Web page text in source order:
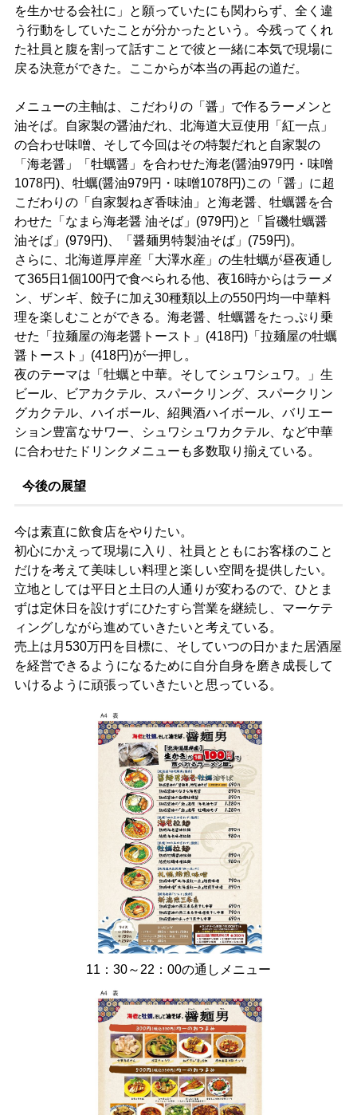
を生かせる会社に」と願っていたにも関わらず、全く違
う行動をしていたことが分かったという。今残ってくれ
た社員と腹を割って話すことで彼と一緒に本気で現場に
戻る決意ができた。ここからが本当の再起の道だ。
メニューの主軸は、こだわりの「醤」で作るラーメンと
油そば。自家製の醤油だれ、北海道大豆使用「紅一点」
の合わせ味噌、そして今回はその特製だれと自家製の
「海老醤」「牡蠣醤」を合わせた海老(醤油979円・味噌
1078円)、牡蠣(醤油979円・味噌1078円)この「醤」に超
こだわりの「自家製ねぎ香味油」と海老醤、牡蠣醤を合
わせた「なまら海老醤 油そば」(979円)と「旨磯牡蠣醤
油そば」(979円)、「醤麺男特製油そば」(759円)。
さらに、北海道厚岸産「大澤水産」の生牡蠣が昼夜通し
て365日1個100円で食べられる他、夜16時からはラーメ
ン、ザンギ、餃子に加え30種類以上の550円均一中華料
理を楽しむことができる。海老醤、牡蠣醤をたっぷり乗
せた「拉麺屋の海老醤トースト」(418円)「拉麺屋の牡蠣
醤トースト」(418円)が一押し。
夜のテーマは「牡蠣と中華。そしてシュワシュワ。」生
ビール、ビアカクテル、スパークリング、スパークリン
グカクテル、ハイボール、紹興酒ハイボール、バリエー
ション豊富なサワー、シュワシュワカクテル、など中華
に合わせたドリンクメニューも多数取り揃えている。
今後の展望
今は素直に飲食店をやりたい。
初心にかえって現場に入り、社員とともにお客様のこと
だけを考えて美味しい料理と楽しい空間を提供したい。
立地としては平日と土日の人通りが変わるので、ひとま
ずは定休日を設けずにひたすら営業を継続し、マーケテ
ィングしながら進めていきたいと考えている。
売上は月530万円を目標に、そしていつの日かまた居酒屋
を経営できるようになるために自分自身を磨き成長して
いけるように頑張っていきたいと思っている。
11：30～22：00の通しメニュー